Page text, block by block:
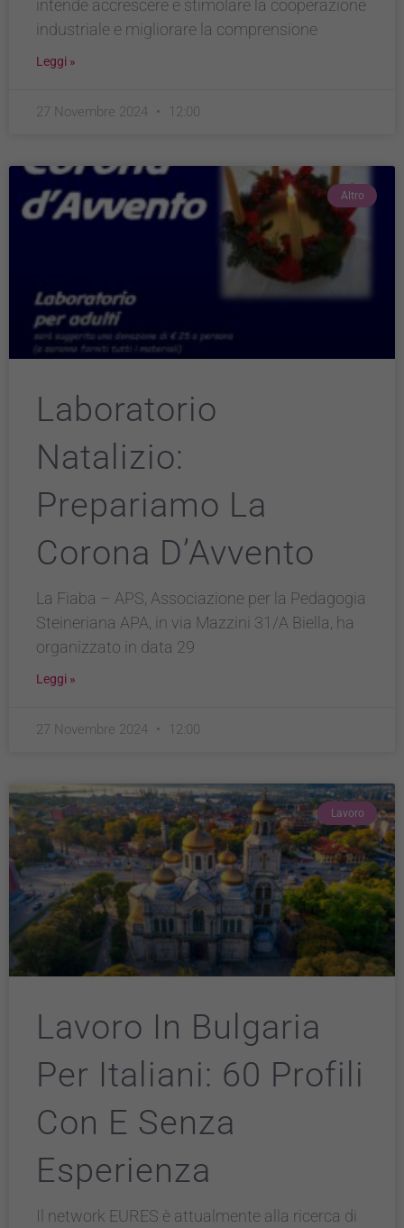
intende accrescere e stimolare la cooperazione
industriale e migliorare la comprensione
Leggi »
27 Novembre 2024 12:00
Altro
Laboratorio
Natalizio:
Prepariamo La
Corona D’Avvento
La Fiaba – APS, Associazione per la Pedagogia
Steineriana APA, in via Mazzini 31/A Biella, ha
organizzato in data 29
Leggi »
27 Novembre 2024 12:00
Lavoro
Lavoro In Bulgaria
Per Italiani: 60 Profili
Con E Senza
Esperienza
Il network EURES è attualmente alla ricerca di